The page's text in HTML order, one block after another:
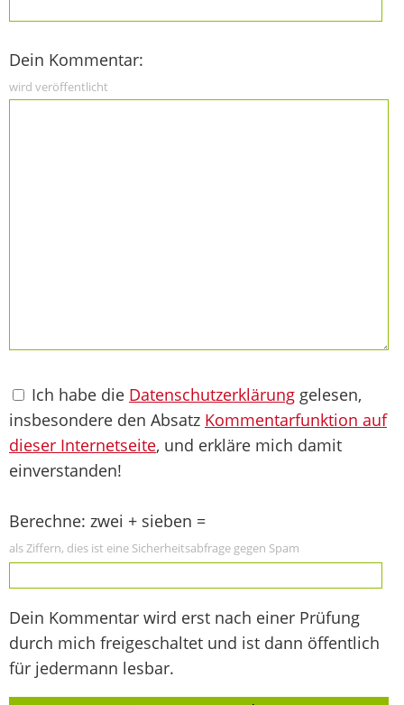
Dein Kommentar:
wird veröffentlicht
Ich habe die Datenschutzerklärung gelesen,
insbesondere den Absatz Kommentarfunktion auf
dieser Internetseite, und erkläre mich damit
einverstanden!
Berechne: zwei + sieben =
als Ziffern, dies ist eine Sicherheitsabfrage gegen Spam
Dein Kommentar wird erst nach einer Prüfung
durch mich freigeschaltet und ist dann öffentlich
für jedermann lesbar.